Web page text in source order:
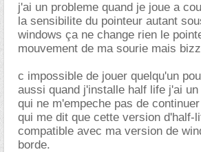
j'ai un probleme quand je joue a
la sensibilite du pointeur autant
windows ça ne change rien le
mouvement de ma sourie mais
c impossible de jouer quelqu'un
aussi quand j'installe half life j'ai
qui ne m'empeche pas de
qui me dit que cette version d'half-
compatible avec ma version de
borde.